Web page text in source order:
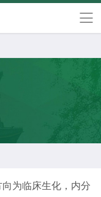
为临床生化，内分